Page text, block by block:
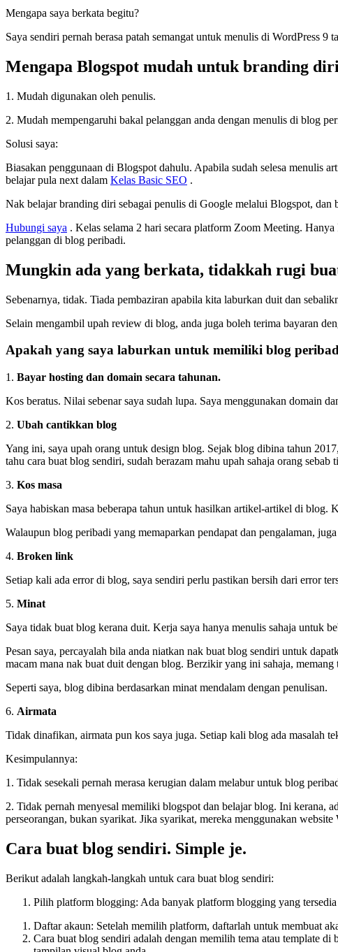
Mengapa saya berkata begitu?
Saya sendiri pernah berasa patah semangat untuk menulis di WordPress
Mengapa Blogspot mudah untuk branding
1. Mudah digunakan oleh penulis.
2. Mudah mempengaruhi bakal pelanggan anda dengan menulis di blog
Solusi saya:
Biasakan penggunaan di Blogspot dahulu. Apabila sudah selesa menulis
belajar pula next dalam Kelas Basic SEO .
Nak belajar branding diri sebagai penulis di Google melalui Blogspot, dan
Hubungi saya . Kelas selama 2 hari secara platform Zoom Meeting.
pelanggan di blog peribadi.
Mungkin ada yang berkata, tidakkah rugi
Sebenarnya, tidak. Tiada pembaziran apabila kita laburkan duit dan
Selain mengambil upah review di blog, anda juga boleh terima bayaran
Apakah yang saya laburkan untuk memiliki blog
1. Bayar hosting dan domain secara tahunan.
Kos beratus. Nilai sebenar saya sudah lupa. Saya menggunakan domain
2. Ubah cantikkan blog
Yang ini, saya upah orang untuk design blog. Sejak blog dibina tahun
tahu cara buat blog sendiri, sudah berazam mahu upah sahaja orang
3. Kos masa
Saya habiskan masa beberapa tahun untuk hasilkan artikel-artikel di blog.
Walaupun blog peribadi yang memaparkan pendapat dan pengalaman,
4. Broken link
Setiap kali ada error di blog, saya sendiri perlu pastikan bersih dari error
5. Minat
Saya tidak buat blog kerana duit. Kerja saya hanya menulis sahaja untuk
Pesan saya, percayalah bila anda niatkan nak buat blog sendiri untuk
macam mana nak buat duit dengan blog. Berzikir yang ini sahaja, memang
Seperti saya, blog dibina berdasarkan minat mendalam dengan penulisan.
6. Airmata
Tidak dinafikan, airmata pun kos saya juga. Setiap kali blog ada masalah
Kesimpulannya:
1. Tidak sesekali pernah merasa kerugian dalam melabur untuk blog
2. Tidak pernah menyesal memiliki blogspot dan belajar blog. Ini kerana,
perseorangan, bukan syarikat. Jika syarikat, mereka menggunakan website
Cara buat blog sendiri. Simple je.
Berikut adalah langkah-langkah untuk cara buat blog sendiri:
Pilih platform blogging: Ada banyak platform blogging yang
Daftar akaun: Setelah memilih platform, daftarlah untuk membuat
Cara buat blog sendiri adalah dengan memilih tema atau template